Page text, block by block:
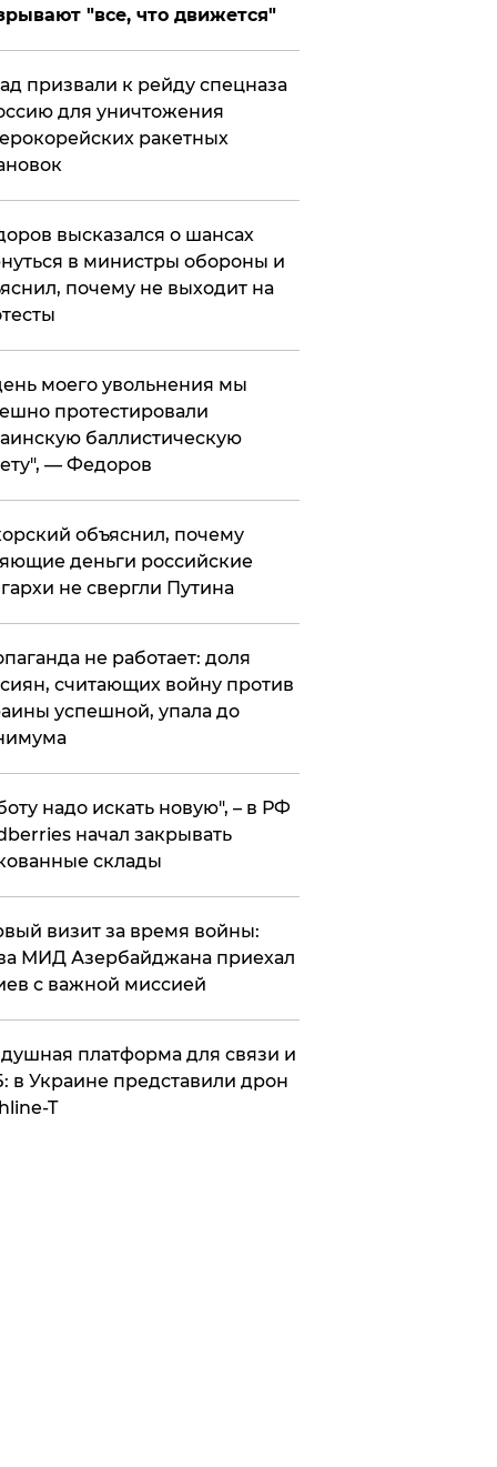
"все, что движется"
призвали к рейду спецназа
для уничтожения
ракетных
высказался о шансах
в министры обороны и
почему не выходит на
моего увольнения мы
протестировали
баллистическую
— Федоров
объяснил, почему
деньги российские
не свергли Путина
не работает: доля
считающих войну против
успешной, упала до
надо искать новую", – в РФ
начал закрывать
склады
визит за время войны:
МИД Азербайджана приехал
с важной миссией
платформа для связи и
в Украине представили дрон
T